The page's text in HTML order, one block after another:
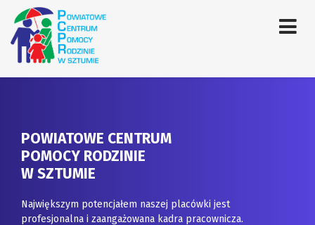
POWIATOWE CENTRUM
POMOCY RODZINIE
W SZTUMIE
Największym potencjałem naszej placówki jest
profesjonalna i zaangażowana kadra pracownicza.